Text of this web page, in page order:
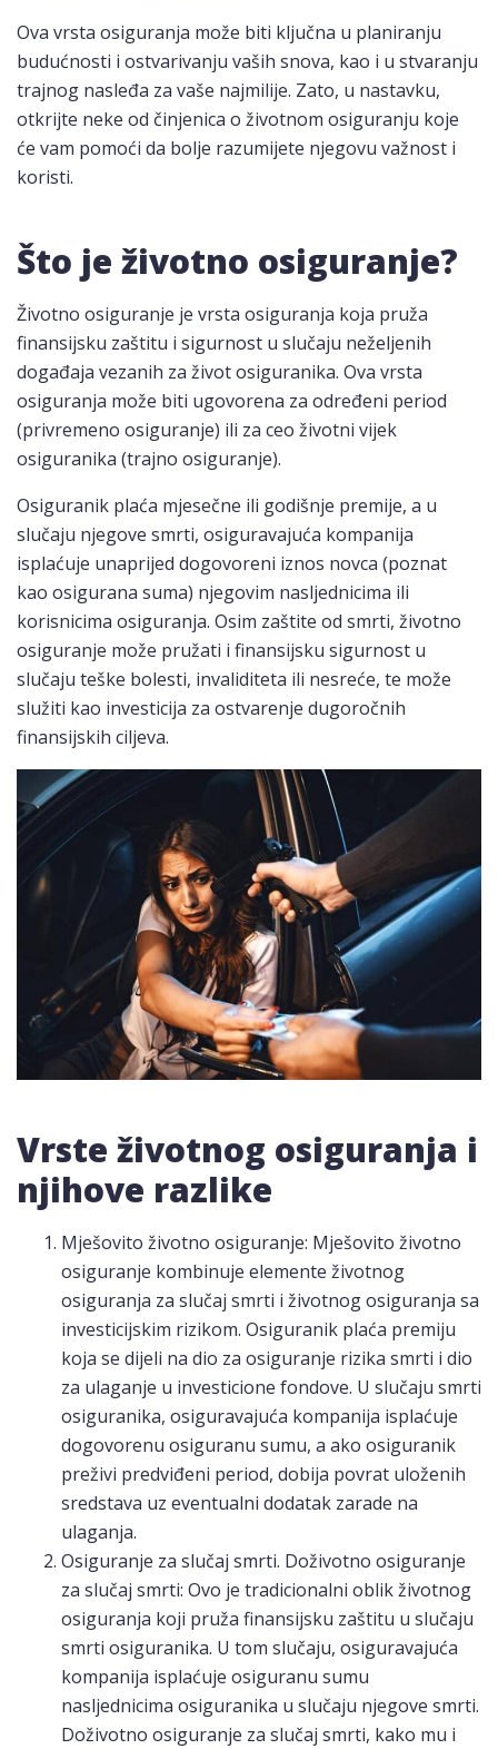
Ova vrsta osiguranja može biti ključna u planiranju
budućnosti i ostvarivanju vaših snova, kao i u stvaranju
trajnog nasleđa za vaše najmilije. Zato, u nastavku,
otkrijte neke od činjenica o životnom osiguranju koje
će vam pomoći da bolje razumijete njegovu važnost i
koristi.
Što je životno osiguranje?
Životno osiguranje je vrsta osiguranja koja pruža
finansijsku zaštitu i sigurnost u slučaju neželjenih
događaja vezanih za život osiguranika. Ova vrsta
osiguranja može biti ugovorena za određeni period
(privremeno osiguranje) ili za ceo životni vijek
osiguranika (trajno osiguranje).
Osiguranik plaća mjesečne ili godišnje premije, a u
slučaju njegove smrti, osiguravajuća kompanija
isplaćuje unaprijed dogovoreni iznos novca (poznat
kao osigurana suma) njegovim nasljednicima ili
korisnicima osiguranja. Osim zaštite od smrti, životno
osiguranje može pružati i finansijsku sigurnost u
slučaju teške bolesti, invaliditeta ili nesreće, te može
služiti kao investicija za ostvarenje dugoročnih
finansijskih ciljeva.
Vrste životnog osiguranja i
njihove razlike
Mješovito životno osiguranje: Mješovito životno
osiguranje kombinuje elemente životnog
osiguranja za slučaj smrti i životnog osiguranja sa
investicijskim rizikom. Osiguranik plaća premiju
koja se dijeli na dio za osiguranje rizika smrti i dio
za ulaganje u investicione fondove. U slučaju smrti
osiguranika, osiguravajuća kompanija isplaćuje
dogovorenu osiguranu sumu, a ako osiguranik
preživi predviđeni period, dobija povrat uloženih
sredstava uz eventualni dodatak zarade na
ulaganja.
Osiguranje za slučaj smrti. Doživotno osiguranje
za slučaj smrti: Ovo je tradicionalni oblik životnog
osiguranja koji pruža finansijsku zaštitu u slučaju
smrti osiguranika. U tom slučaju, osiguravajuća
kompanija isplaćuje osiguranu sumu
nasljednicima osiguranika u slučaju njegove smrti.
Doživotno osiguranje za slučaj smrti, kako mu i